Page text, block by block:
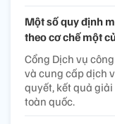
Một số quy định
theo cơ chế một
Cổng Dịch vụ
và cung cấp dịch
quyết, kết quả
toàn quốc.